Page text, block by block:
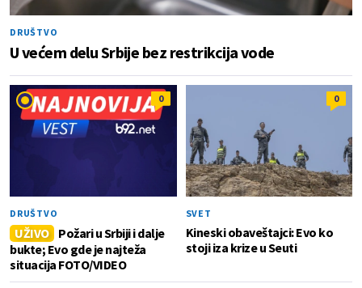
DRUŠTVO
U većem delu Srbije bez restrikcija vode
0
DRUŠTVO
UŽIVO
Požari u Srbiji i dalje
bukte; Evo gde je najteža
situacija FOTO/VIDEO
0
SVET
Kineski obaveštajci: Evo ko
stoji iza krize u Seuti